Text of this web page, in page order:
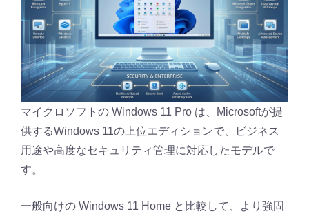
マイクロソフトの Windows 11 Pro は、Microsoftが提
供するWindows 11の上位エディションで、ビジネス
用途や高度なセキュリティ管理に対応したモデルで
す。
一般向けの Windows 11 Home と比較して、より強固